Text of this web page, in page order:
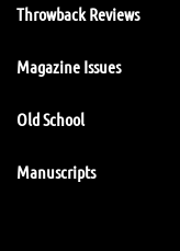
Throwback Reviews
Magazine Issues
Old School
Manuscripts